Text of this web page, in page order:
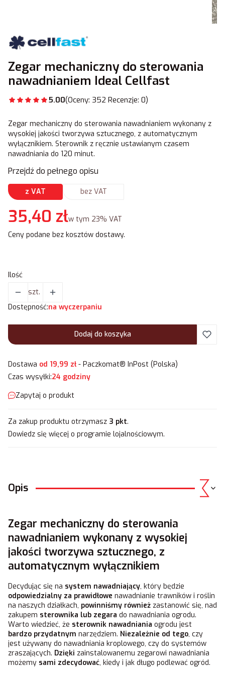
Zegar mechaniczny do sterowania
nawadnianiem Ideal Cellfast
5.00(Oceny: 352 Recenzje: 0)
Zegar mechaniczny do sterowania nawadnianiem wykonany z
wysokiej jakości tworzywa sztucznego, z automatycznym
wyłącznikiem. Sterownik z ręcznie ustawianym czasem
nawadniania do 120 minut.
Przejdź do pełnego opisu
z VAT bez VAT
Cena
35,40 złw tym 23% VAT
w tym 23% VAT
Ceny podane bez kosztów dostawy.
Ilość
szt.
Dostępność:na wyczerpaniu
Dodaj do koszyka
Dostawa od 19,99 zł- Paczkomat® InPost (Polska)
Czas wysyłki:24 godziny
Zapytaj o produkt
Za zakup produktu otrzymasz 3 pkt.
Dowiedz się więcej o programie lojalnościowym.
Opis
Zegar mechaniczny do sterowania
nawadnianiem wykonany z wysokiej
jakości tworzywa sztucznego, z
automatycznym wyłącznikiem
Decydując się na system nawadniający, który będzie
odpowiedzialny za prawidłowe nawadnianie trawników i roślin
na naszych działkach, powinniśmy również zastanowić się, nad
zakupem sterownika lub zegara do nawadniania ogrodu.
Warto wiedzieć, że sterownik nawadniania ogrodu jest
bardzo przydatnym narzędziem. Niezależnie od tego, czy
jest używany do nawadniania kroplowego, czy do systemów
zraszających. Dzięki zainstalowanemu zegarowi nawadniania
możemy sami zdecydować, kiedy i jak długo podlewać ogród.